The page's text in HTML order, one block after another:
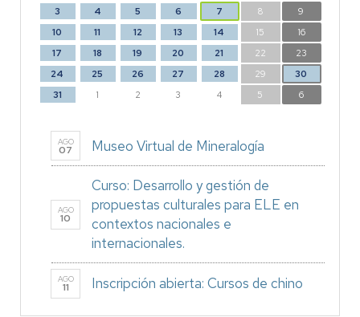
3
4 5 6 7 8
9
10
11 12 13 14 15
16
17
18 19 20 21 22
23
24
25 26 27 28 29
30
31
1 2 3 4 5 6
AGO
07 Museo Virtual de Mineralogía
AGO
10
Curso: Desarrollo y gestión de
propuestas culturales para ELE en
contextos nacionales e
internacionales.
AGO
11 Inscripción abierta: Cursos de chino